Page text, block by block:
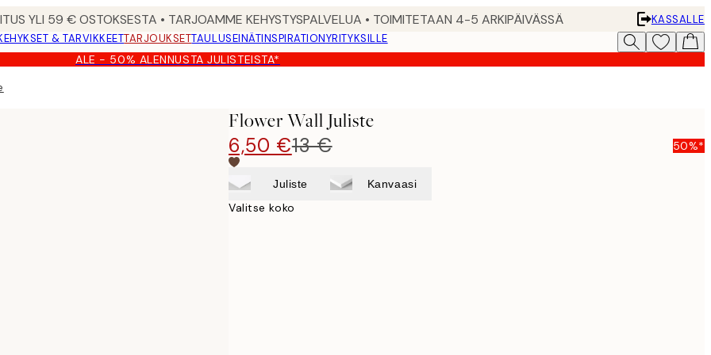
YLI 59 € OSTOKSESTA • TARJOAMME KEHYSTYSPALVELUA • TOIMITETAAN 4-5 ARKIPÄIVÄSSÄ
KASSALLE
& TARVIKKEETTARJOUKSETTAULUSEINÄTINSPIRATIONYRITYKSILLE
ALE - 50% ALENNUSTA JULISTEISTA*
Flower Wall Juliste
6,50 €13 € 50%*
Juliste Kanvaasi
Valitse koko